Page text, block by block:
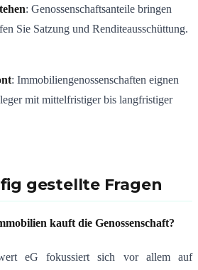
: Genossenschaftsanteile bringen
Sie Satzung und Renditeausschüttung.
: Immobiliengenossenschaften eignen
mit mittelfristiger bis langfristiger
gestellte Fragen
kauft die Genossenschaft?
eG fokussiert sich vor allem auf